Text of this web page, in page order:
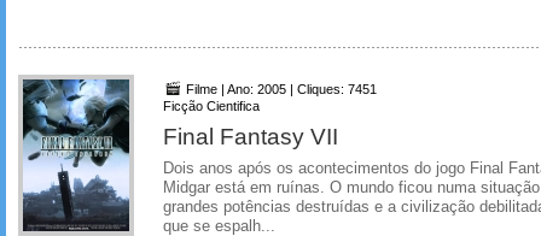
Filme | Ano: 2005 | Cliques: 7451
Ficção Cientifica
Final Fantasy VII
Dois anos após os acontecimentos do jogo Final
Midgar está em ruínas. O mundo ficou numa
grandes potências destruídas e a civilização
que se espalh...